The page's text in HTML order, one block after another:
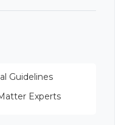
Guidelines
Experts